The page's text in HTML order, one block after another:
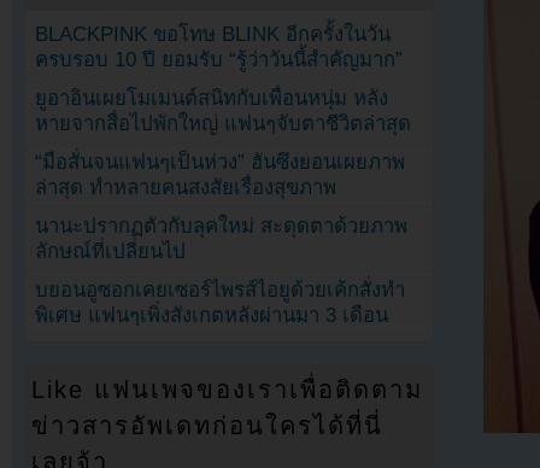
BLACKPINK ขอโทษ BLINK อีกครั้งในวัน
ครบรอบ 10 ปี ยอมรับ “รู้ว่าวันนี้สำคัญมาก”
ยูอาอินเผยโมเมนต์สนิทกับเพื่อนหนุ่ม หลัง
หายจากสื่อไปพักใหญ่ แฟนๆจับตาชีวิตล่าสุด
“มือสั่นจนแฟนๆเป็นห่วง” ฮันซึงยอนเผยภาพ
ล่าสุด ทำหลายคนสงสัยเรื่องสุขภาพ
นานะปรากฏตัวกับลุคใหม่ สะดุดตาด้วยภาพ
ลักษณ์ที่เปลี่ยนไป
บยอนอูซอกเคยเซอร์ไพรส์ไอยูด้วยเค้กสั่งทำ
พิเศษ แฟนๆเพิ่งสังเกตหลังผ่านมา 3 เดือน
Like แฟนเพจของเราเพื่อติดตาม
ข่าวสารอัพเดทก่อนใครได้ที่นี่
เลยจ้า